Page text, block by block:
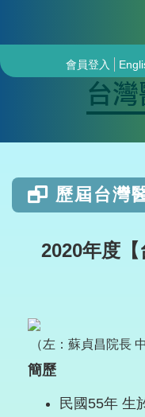
會員登入
台
歷屆台灣
2020年度
（左：蘇貞昌院長
簡歷
民國55年 生